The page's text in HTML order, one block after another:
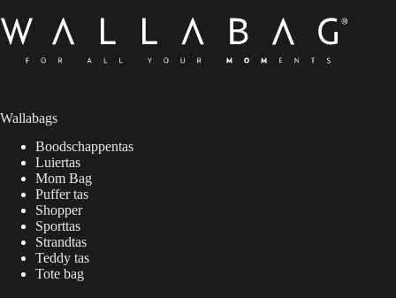
Wallabags
Boodschappentas
Luiertas
Mom Bag
Puffer tas
Shopper
Sporttas
Strandtas
Teddy tas
Tote bag